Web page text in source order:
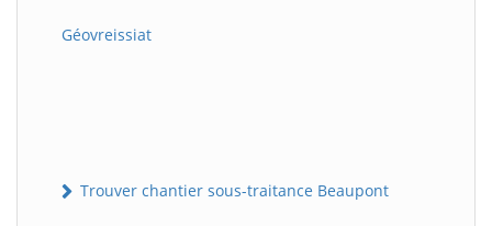
Géovreissiat
Trouver chantier sous-traitance Beaupont